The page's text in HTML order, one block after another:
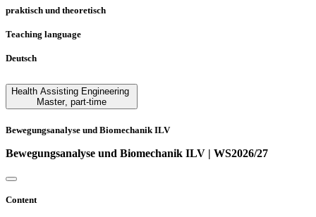
praktisch und theoretisch
Teaching language
Deutsch
Health Assisting Engineering
Master, part-time
Bewegungsanalyse und Biomechanik ILV
Bewegungsanalyse und Biomechanik ILV | WS2026/27
Content